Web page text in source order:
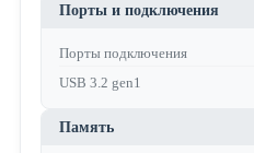
Порты и подключения
Порты подключения
USB 3.2 gen1
Память